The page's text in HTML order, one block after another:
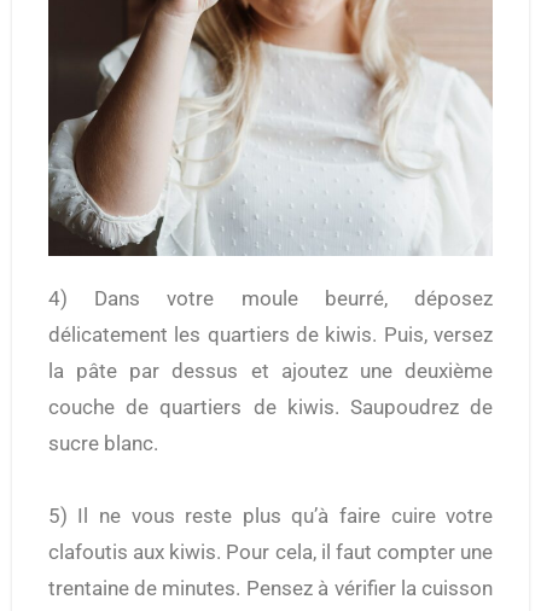
4) Dans votre moule beurré, déposez
délicatement les quartiers de kiwis. Puis, versez
la pâte par dessus et ajoutez une deuxième
couche de quartiers de kiwis. Saupoudrez de
sucre blanc.
5) Il ne vous reste plus qu’à faire cuire votre
clafoutis aux kiwis. Pour cela, il faut compter une
trentaine de minutes. Pensez à vérifier la cuisson